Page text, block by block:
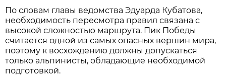
По словам главы ведомства Эдуарда Кубатова,
необходимость пересмотра правил связана с
высокой сложностью маршрута. Пик Победы
считается одной из самых опасных вершин мира,
поэтому к восхождению должны допускаться
только альпинисты, обладающие необходимой
подготовкой.